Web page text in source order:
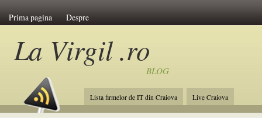
Prima pagina Despre
La Virgil .ro
BLOG
Lista firmelor de IT din Craiova Live Craiova